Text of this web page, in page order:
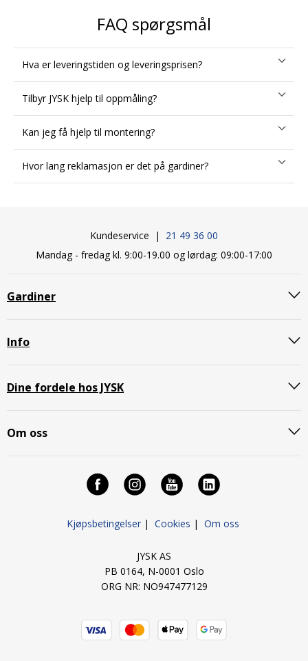
FAQ spørgsmål
Hva er leveringstiden og leveringsprisen?
Tilbyr JYSK hjelp til oppmåling?
Kan jeg få hjelp til montering?
Hvor lang reklamasjon er det på gardiner?
Kundeservice | 21 49 36 00
Mandag - fredag kl. 9:00-19.00 og lørdag: 09:00-17:00
Gardiner
Info
Dine fordele hos JYSK
Om oss
Kjøpsbetingelser| Cookies | Om oss
JYSK AS
PB 0164, N-0001 Oslo
ORG NR: NO947477129